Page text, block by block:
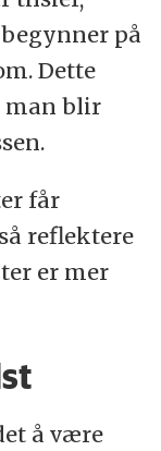
på
Dette
man blir
får
reflektere
er mer
å være